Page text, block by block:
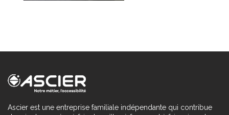
Ascier est une entreprise familiale indépendante qui contribue